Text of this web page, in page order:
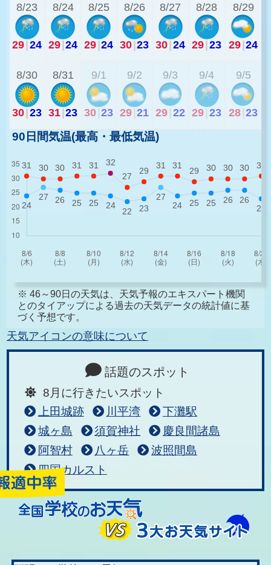
8/23
29 24
8/24
29 24
8/25
29 24
8/26
30 23
8/27
30 24
8/28
29 23
8/29
29 24
8/30
30 23
8/31
31 23
9/1
30 23
9/2
29 21
9/3
29 22
9/4
29 23
9/5
28 23
90日間気温(最高・最低気温)
※ 46～90日の天気は、天気予報のエキスパート機関
とのタイアップによる過去の天気データの統計値に基
づく予想です。
天気アイコンの意味について
話題のスポット
8月に行きたいスポット
上田城跡
川平湾
下灘駅
城ヶ島
須賀神社
慶良間諸島
阿智村
八ヶ岳
波照間島
四国カルスト